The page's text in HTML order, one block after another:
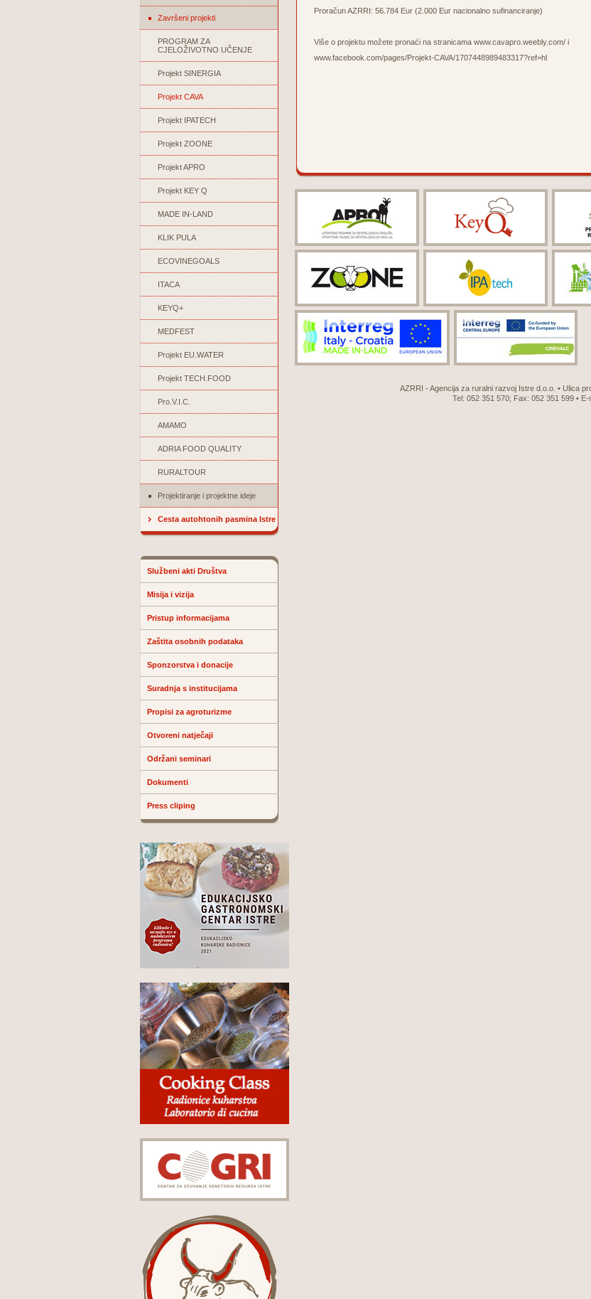
Završeni projekti
PROGRAM ZA
CJELOŽIVOTNO UČENJE
Projekt SINERGIA
Projekt CAVA
Projekt IPATECH
Projekt ZOONE
Projekt APRO
Projekt KEY Q
MADE IN-LAND
KLIK PULA
ECOVINEGOALS
ITACA
KEYQ+
MEDFEST
Projekt EU.WATER
Projekt TECH.FOOD
Pro.V.I.C.
AMAMO
ADRIA FOOD QUALITY
RURALTOUR
Projektiranje i projektne ideje
Cesta autohtonih pasmina Istre
Službeni akti Društva
Misija i vizija
Pristup informacijama
Zaštita osobnih podataka
Sponzorstva i donacije
Suradnja s institucijama
Propisi za agroturizme
Otvoreni natječaji
Održani seminari
Dokumenti
Press cliping
Proračun AZRRI: 56.784 Eur (2.000 Eur nacionalno sufinanciranje)
Više o projektu možete pronaći na stranicama www.cavapro.weebly.com/ i
www.facebook.com/pages/Projekt-CAVA/1707448989483317?ref=hl
AZRRI - Agencija za ruralni razvoj Istre d.o.o. • Ulica
Tel: 052 351 570; Fax: 052 351 599 • E-